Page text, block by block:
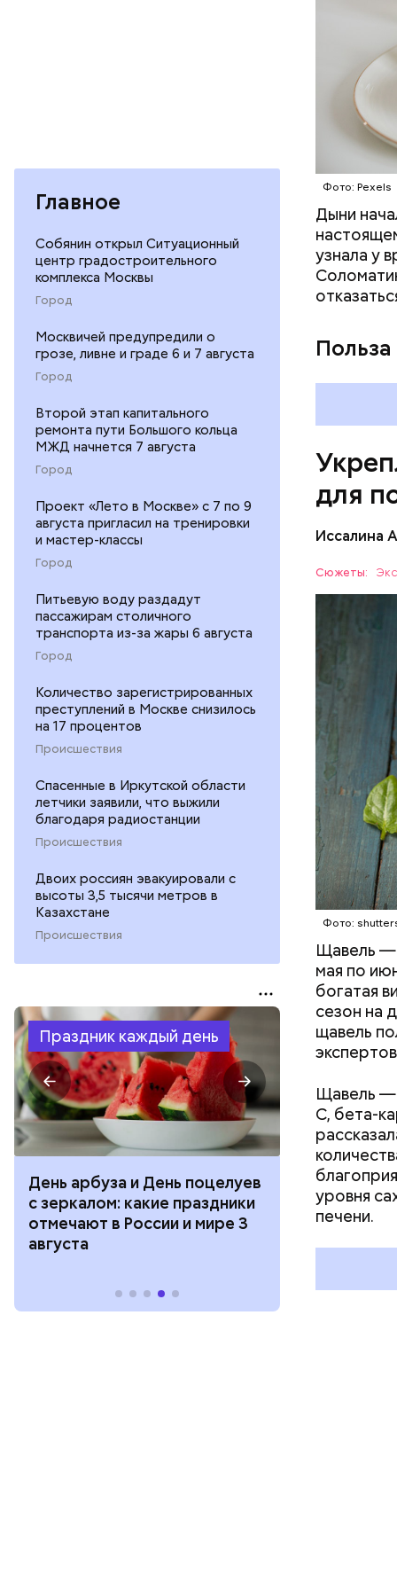
Главное
Собянин открыл Ситуационный
центр градостроительного
комплекса Москвы
Город
Москвичей предупредили о
грозе, ливне и граде 6 и 7 августа
Город
Второй этап капитального
ремонта пути Большого кольца
МЖД начнется 7 августа
Город
Проект «Лето в Москве» с 7 по 9
августа пригласил на тренировки
и мастер-классы
Город
Питьевую воду раздадут
пассажирам столичного
транспорта из-за жары 6 августа
Город
Количество зарегистрированных
преступлений в Москве снизилось
на 17 процентов
Происшествия
Спасенные в Иркутской области
летчики заявили, что выжили
благодаря радиостанции
Происшествия
Двоих россиян эвакуировали с
высоты 3,5 тысячи метров в
Казахстане
Происшествия
Праздник каждый день
День арбуза и День поцелуев
с зеркалом: какие праздники
отмечают в России и мире 3
августа
День
День
праздники
Фото: Pexels
Дыни
узнала у
для
Иссалина
Сюжеты:
Фото:
Щавель —
мая по
богатая
сезон на
щавель
Щавель —
С, бета-
уровня
печени.
— Если
ЗДОРОВЬЕ